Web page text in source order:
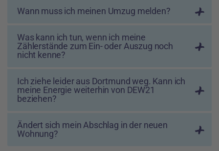
Wann muss ich meinen Umzug melden?
Was kann ich tun, wenn ich meine
Zählerstände zum Ein- oder Auszug noch
nicht kenne?
Ich ziehe leider aus Dortmund weg. Kann ich
meine Energie weiterhin von DEW21
beziehen?
Ändert sich mein Abschlag in der neuen
Wohnung?